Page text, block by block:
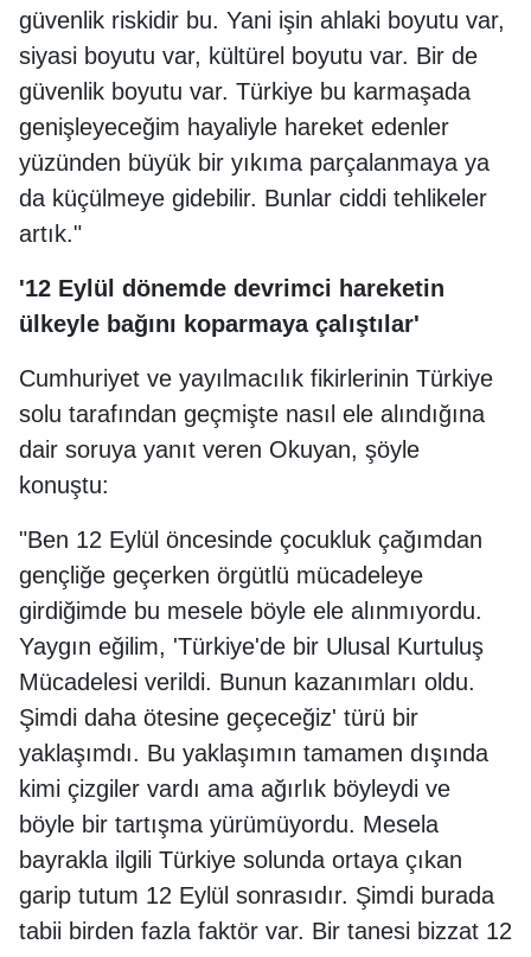
güvenlik riskidir bu. Yani işin ahlaki boyutu var,
siyasi boyutu var, kültürel boyutu var. Bir de
güvenlik boyutu var. Türkiye bu karmaşada
genişleyeceğim hayaliyle hareket edenler
yüzünden büyük bir yıkıma parçalanmaya ya
da küçülmeye gidebilir. Bunlar ciddi tehlikeler
artık."
'12 Eylül dönemde devrimci hareketin
ülkeyle bağını koparmaya çalıştılar'
Cumhuriyet ve yayılmacılık fikirlerinin Türkiye
solu tarafından geçmişte nasıl ele alındığına
dair soruya yanıt veren Okuyan, şöyle
konuştu:
"Ben 12 Eylül öncesinde çocukluk çağımdan
gençliğe geçerken örgütlü mücadeleye
girdiğimde bu mesele böyle ele alınmıyordu.
Yaygın eğilim, 'Türkiye'de bir Ulusal Kurtuluş
Mücadelesi verildi. Bunun kazanımları oldu.
Şimdi daha ötesine geçeceğiz' türü bir
yaklaşımdı. Bu yaklaşımın tamamen dışında
kimi çizgiler vardı ama ağırlık böyleydi ve
böyle bir tartışma yürümüyordu. Mesela
bayrakla ilgili Türkiye solunda ortaya çıkan
garip tutum 12 Eylül sonrasıdır. Şimdi burada
tabii birden fazla faktör var. Bir tanesi bizzat 12